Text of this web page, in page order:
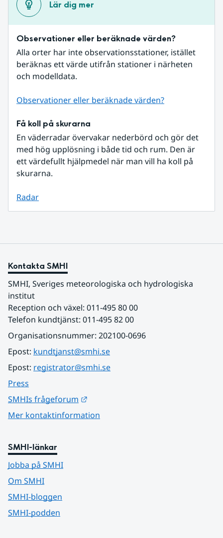
Lär dig mer
Observationer eller beräknade värden?
Alla orter har inte observationsstationer, istället
beräknas ett värde utifrån stationer i närheten
och modelldata.
Observationer eller beräknade värden?
Få koll på skurarna
En väderradar övervakar nederbörd och gör det
med hög upplösning i både tid och rum. Den är
ett värdefullt hjälpmedel när man vill ha koll på
skurarna.
Radar
Kontakta SMHI
SMHI, Sveriges meteorologiska och hydrologiska
institut
Reception och växel: 011-495 80 00
Telefon kundtjänst: 011-495 82 00
Organisationsnummer: 202100-0696
Epost: kundtjanst@smhi.se
Epost: registrator@smhi.se
Press
SMHIs frågeforum
Mer kontaktinformation
SMHI-länkar
Jobba på SMHI
Om SMHI
SMHI-bloggen
SMHI-podden